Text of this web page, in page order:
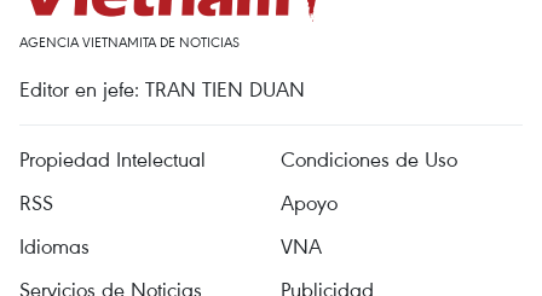
AGENCIA VIETNAMITA DE NOTICIAS
Editor en jefe: TRAN TIEN DUAN
Propiedad Intelectual
Condiciones de Uso
RSS
Apoyo
Idiomas
VNA
Servicios de Noticias
Publicidad